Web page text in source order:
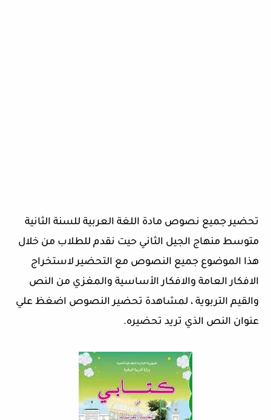
تحضير جميع نصوص مادة اللغة العربية للسنة الثانية
متوسط منهاج الجيل الثاني حيت نقدم للطلاب من خلال
هذا الموضوع جميع النصوص مع التحضير لاستخراج
الافكار العامة والافكار الأساسية والمغزي من النص
والقيم التربوية ، لمشاهدة تحضير النصوص اضغظ علي
عنوان النص الذي تريد تحضيره.